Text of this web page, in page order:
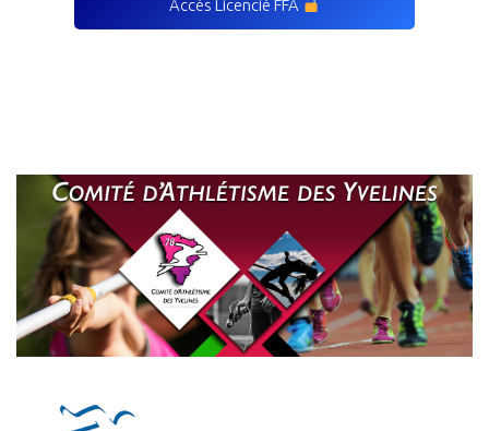
Accès Licencié FFA